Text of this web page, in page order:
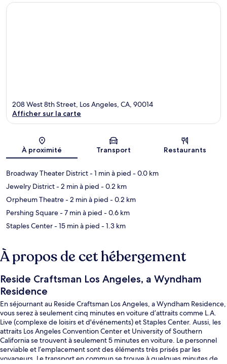
Carte
208 West 8th Street, Los Angeles, CA, 90014
Afficher sur la carte
À proximité Transport Restaurants
Broadway Theater District- 1 min à pied - 0.0 km
Jewelry District- 2 min à pied - 0.2 km
Orpheum Theatre- 2 min à pied - 0.2 km
Pershing Square- 7 min à pied - 0.6 km
Staples Center- 15 min à pied - 1.3 km
À propos de cet hébergement
Reside Craftsman Los Angeles, a Wyndham
Residence
En séjournant au Reside Craftsman Los Angeles, a Wyndham Residence,
vous serez à seulement cinq minutes en voiture d’attraits comme L.A.
Live (complexe de loisirs et d'événements) et Staples Center. Aussi, les
attraits Los Angeles Convention Center et University of Southern
California se trouvent à seulement 5 minutes en voiture. Le personnel
serviable et l’emplacement sont des éléments très prisés par les
voyageurs. Le transport en commun se trouve à quelques minutes de